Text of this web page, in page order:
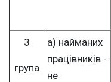
3
група
а) найманих
працівників -
не